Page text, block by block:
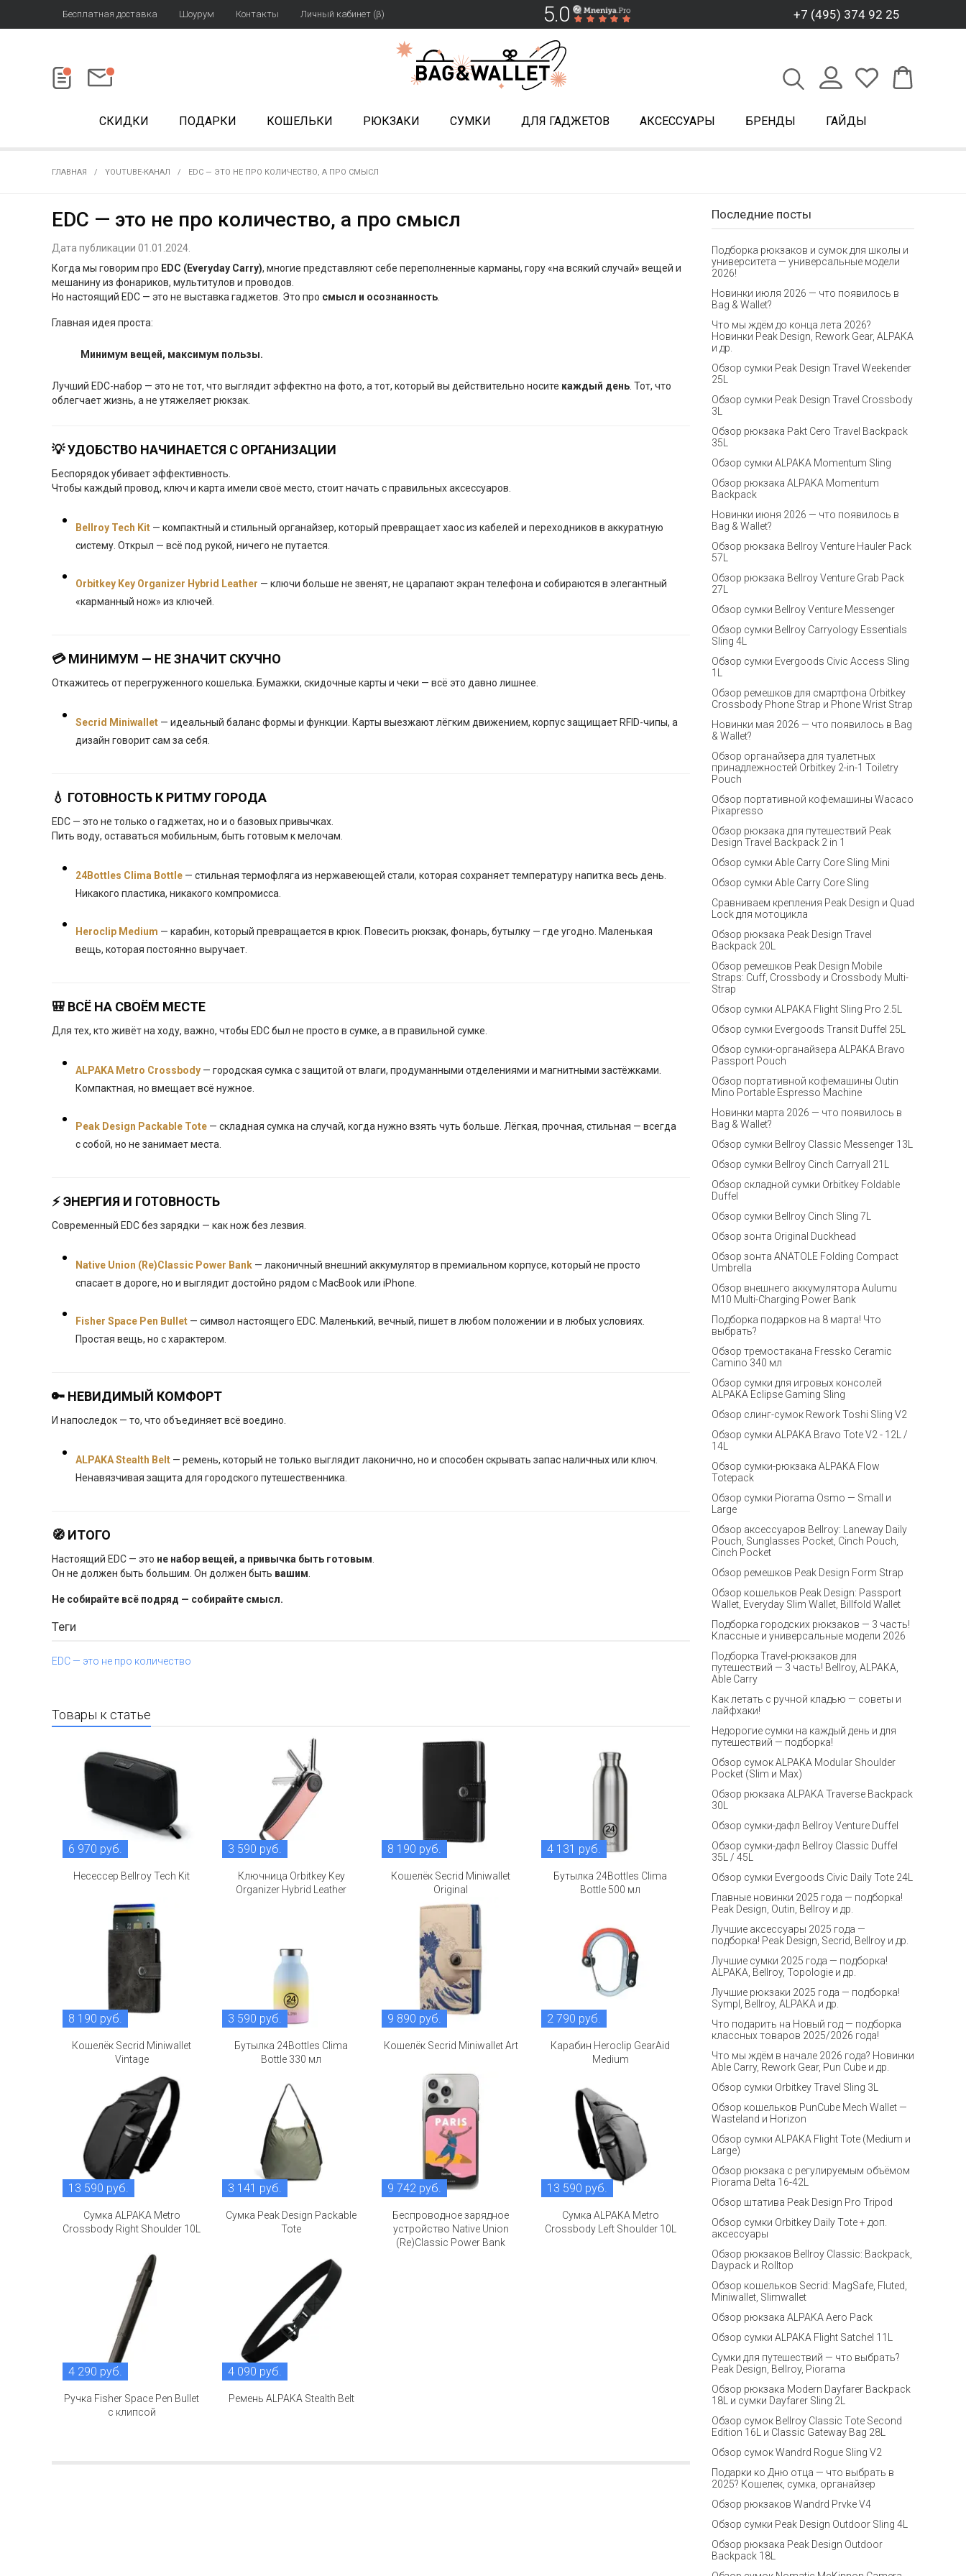
Бесплатная доставка Шоурум Контакты Личный кабинет (β) 5.0 +7 (495) 374 92 25
СКИДКИ ПОДАРКИ КОШЕЛЬКИ РЮКЗАКИ СУМКИ ДЛЯ ГАДЖЕТОВ АКСЕССУАРЫ БРЕНДЫ ГАЙДЫ
ГЛАВНАЯ YOUTUBE-КАНАЛ EDC — ЭТО НЕ ПРО КОЛИЧЕСТВО, А ПРО СМЫСЛ
EDC — это не про количество, а про смысл
Дата публикации 01.01.2024.
Когда мы говорим про EDC (Everyday Carry), многие представляют себе переполненные карманы, гору «на всякий случай» вещей и
мешанину из фонариков, мультитулов и проводов.
Но настоящий EDC — это не выставка гаджетов. Это про смысл и осознанность
Главная идея проста:
Минимум вещей, максимум пользы.
Лучший EDC-набор — это не тот, что выглядит эффектно на фото, а тот, который вы действительно носите каждый день . Тот, что
облегчает жизнь, а не утяжеляет рюкзак.
💡 УДОБСТВО НАЧИНАЕТСЯ С ОРГАНИЗАЦИИ
Беспорядок убивает эффективность.
Чтобы каждый провод, ключ и карта имели своё место, стоит начать с правильных аксессуаров.
Bellroy Tech Kit — компактный и стильный органайзер, который превращает хаос из кабелей и переходников в аккуратную
систему. Открыл — всё под рукой, ничего не путается.
Orbitkey Key Organizer Hybrid Leather — ключи больше не звенят, не царапают экран телефона и собираются в элегантный
«карманный нож» из ключей.
💳 МИНИМУМ — НЕ ЗНАЧИТ СКУЧНО
Откажитесь от перегруженного кошелька. Бумажки, скидочные карты и чеки — всё это давно лишнее.
Secrid Miniwallet — идеальный баланс формы и функции. Карты выезжают лёгким движением, корпус защищает RFID-чипы, а
дизайн говорит сам за себя.
💧 ГОТОВНОСТЬ К РИТМУ ГОРОДА
EDC — это не только о гаджетах, но и о базовых привычках.
Пить воду, оставаться мобильным, быть готовым к мелочам.
24Bottles Clima Bottle — стильная термофляга из нержавеющей стали, которая сохраняет температуру напитка весь день.
Никакого пластика, никакого компромисса.
Heroclip Medium — карабин, который превращается в крюк. Повесить рюкзак, фонарь, бутылку — где угодно. Маленькая
вещь, которая постоянно выручает.
🎒 ВСЁ НА СВОЁМ МЕСТЕ
Для тех, кто живёт на ходу, важно, чтобы EDC был не просто в сумке, а в правильной сумке.
ALPAKA Metro Crossbody — городская сумка с защитой от влаги, продуманными отделениями и магнитными застёжками.
Компактная, но вмещает всё нужное.
Peak Design Packable Tote — складная сумка на случай, когда нужно взять чуть больше. Лёгкая, прочная, стильная — всегда
с собой, но не занимает места.
⚡ ЭНЕРГИЯ И ГОТОВНОСТЬ
Современный EDC без зарядки — как нож без лезвия.
Native Union (Re)Classic Power Bank — лаконичный внешний аккумулятор в премиальном корпусе, который не просто
спасает в дороге, но и выглядит достойно рядом с MacBook или iPhone.
Fisher Space Pen Bullet — символ настоящего EDC. Маленький, вечный, пишет в любом положении и в любых условиях.
Простая вещь, но с характером.
🔑 НЕВИДИМЫЙ КОМФОРТ
И напоследок — то, что объединяет всё воедино.
ALPAKA Stealth Belt — ремень, который не только выглядит лаконично, но и способен скрывать запас наличных или ключ.
Ненавязчивая защита для городского путешественника.
🧭 ИТОГО
Настоящий EDC — это не набор вещей, а привычка быть готовым
Он не должен быть большим. Он должен быть вашим
Не собирайте всё подряд — собирайте смысл.
Теги
EDC — это не про количество
Товары к статье
6 970 руб.
Несессер Bellroy Tech Kit
3 590 руб.
Ключница Orbitkey Key
Organizer Hybrid Leather
8 190 руб.
Кошелёк Secrid Miniwallet
Original
4 131 руб.
Бутылка 24Bottles Clima
Bottle 500 мл
8 190 руб.
Кошелёк Secrid Miniwallet
Vintage
3 590 руб.
Бутылка 24Bottles Clima
Bottle 330 мл
9 890 руб.
Кошелёк Secrid Miniwallet Art
2 790 руб.
Карабин Heroclip GearAid
Medium
13 590 руб.
Сумка ALPAKA Metro
Crossbody Right Shoulder 10L
3 141 руб.
Сумка Peak Design Packable
Tote
9 742 руб.
Беспроводное зарядное
устройство Native Union
(Re)Classic Power Bank
13 590 руб.
Сумка ALPAKA Metro
Crossbody Left Shoulder 10L
4 290 руб.
Ручка Fisher Space Pen Bullet
с клипсой
4 090 руб.
Ремень ALPAKA Stealth Belt
Последние посты
Подборка рюкзаков и сумок для школы и
университета — универсальные модели
2026!
Новинки июля 2026 — что появилось в
Bag & Wallet?
Что мы ждём до конца лета 2026?
Новинки Peak Design, Rework Gear, ALPAKA
и др.
Обзор сумки Peak Design Travel Weekender
25L
Обзор сумки Peak Design Travel Crossbody
3L
Обзор рюкзака Pakt Cero Travel Backpack
35L
Обзор сумки ALPAKA Momentum Sling
Обзор рюкзака ALPAKA Momentum
Backpack
Новинки июня 2026 — что появилось в
Bag & Wallet?
Обзор рюкзака Bellroy Venture Hauler Pack
57L
Обзор рюкзака Bellroy Venture Grab Pack
27L
Обзор сумки Bellroy Venture Messenger
Обзор сумки Bellroy Carryology Essentials
Sling 4L
Обзор сумки Evergoods Civic Access Sling
1L
Обзор ремешков для смартфона Orbitkey
Crossbody Phone Strap и Phone Wrist Strap
Новинки мая 2026 — что появилось в Bag
& Wallet?
Обзор органайзера для туалетных
принадлежностей Orbitkey 2-in-1 Toiletry
Pouch
Обзор портативной кофемашины Wacaco
Pixapresso
Обзор рюкзака для путешествий Peak
Design Travel Backpack 2 in 1
Обзор сумки Able Carry Core Sling Mini
Обзор сумки Able Carry Core Sling
Сравниваем крепления Peak Design и Quad
Lock для мотоцикла
Обзор рюкзака Peak Design Travel
Backpack 20L
Обзор ремешков Peak Design Mobile
Straps: Cuff, Crossbody и Crossbody Multi-
Strap
Обзор сумки ALPAKA Flight Sling Pro 2.5L
Обзор сумки Evergoods Transit Duffel 25L
Обзор сумки-органайзера ALPAKA Bravo
Passport Pouch
Обзор портативной кофемашины Outin
Mino Portable Espresso Machine
Новинки марта 2026 — что появилось в
Bag & Wallet?
Обзор сумки Bellroy Classic Messenger 13L
Обзор сумки Bellroy Cinch Carryall 21L
Обзор складной сумки Orbitkey Foldable
Duffel
Обзор сумки Bellroy Cinch Sling 7L
Обзор зонта Original Duckhead
Обзор зонта ANATOLE Folding Compact
Umbrella
Обзор внешнего аккумулятора Aulumu
M10 Multi-Charging Power Bank
Подборка подарков на 8 марта! Что
выбрать?
Обзор тремостакана Fressko Ceramic
Camino 340 мл
Обзор сумки для игровых консолей
ALPAKA Eclipse Gaming Sling
Обзор слинг-сумок Rework Toshi Sling V2
Обзор сумки ALPAKA Bravo Tote V2 - 12L /
14L
Обзор сумки-рюкзака ALPAKA Flow
Totepack
Обзор сумки Piorama Osmo — Small и
Large
Обзор аксессуаров Bellroy: Laneway Daily
Pouch, Sunglasses Pocket, Cinch Pouch,
Cinch Pocket
Обзор ремешков Peak Design Form Strap
Обзор кошельков Peak Design: Passport
Wallet, Everyday Slim Wallet, Billfold Wallet
Подборка городских рюкзаков — 3 часть!
Классные и универсальные модели 2026
Подборка Travel-рюкзаков для
путешествий — 3 часть! Bellroy, ALPAKA,
Able Carry
Как летать с ручной кладью — советы и
лайфхаки!
Недорогие сумки на каждый день и для
путешествий — подборка!
Обзор сумок ALPAKA Modular Shoulder
Pocket (Slim и Max)
Обзор рюкзака ALPAKA Traverse Backpack
30L
Обзор сумки-дафл Bellroy Venture Duffel
Обзор сумки-дафл Bellroy Classic Duffel
35L / 45L
Обзор сумки Evergoods Civic Daily Tote 24L
Главные новинки 2025 года — подборка!
Peak Design, Outin, Bellroy и др.
Лучшие аксессуары 2025 года —
подборка! Peak Design, Secrid, Bellroy и др.
Лучшие сумки 2025 года — подборка!
ALPAKA, Bellroy, Topologie и др.
Лучшие рюкзаки 2025 года — подборка!
Sympl, Bellroy, ALPAKA и др.
Что подарить на Новый год — подборка
классных товаров 2025/2026 года!
Что мы ждём в начале 2026 года? Новинки
Able Carry, Rework Gear, Pun Cube и др.
Обзор сумки Orbitkey Travel Sling 3L
Обзор кошельков PunCube Mech Wallet —
Wasteland и Horizon
Обзор сумки ALPAKA Flight Tote (Medium и
Large)
Обзор рюкзака с регулируемым объёмом
Piorama Delta 16-42L
Обзор штатива Peak Design Pro Tripod
Обзор сумки Orbitkey Daily Tote + доп.
аксессуары
Обзор рюкзаков Bellroy Classic: Backpack,
Daypack и Rolltop
Обзор кошельков Secrid: MagSafe, Fluted,
Miniwallet, Slimwallet
Обзор рюкзака ALPAKA Aero Pack
Обзор сумки ALPAKA Flight Satchel 11L
Сумки для путешествий — что выбрать?
Peak Design, Bellroy, Piorama
Обзор рюкзака Modern Dayfarer Backpack
18L и сумки Dayfarer Sling 2L
Обзор сумок Bellroy Classic Tote Second
Edition 16L и Classic Gateway Bag 28L
Обзор сумок Wandrd Rogue Sling V2
Подарки ко Дню отца — что выбрать в
2025? Кошелек, сумка, органайзер
Обзор рюкзаков Wandrd Prvke V4
Обзор сумки Peak Design Outdoor Sling 4L
Обзор рюкзака Peak Design Outdoor
Backpack 18L